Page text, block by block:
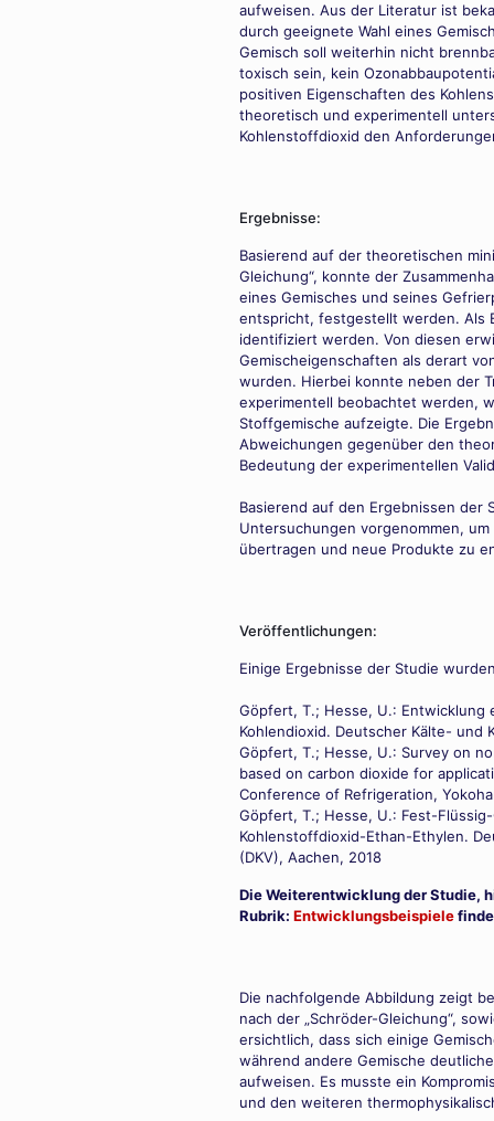
aufweisen. Aus der Literatur ist
durch geeignete Wahl eines
Gemisch soll weiterhin nicht
toxisch sein, kein
positiven Eigenschaften des
theoretisch und experimentell
Kohlenstoffdioxid den
Ergebnisse:
Basierend auf der theoretischen
Gleichung“, konnte der
eines Gemisches und seines
entspricht, festgestellt werden. Als
identifiziert werden. Von diesen
Gemischeigenschaften als derart
wurden. Hierbei konnte neben der
experimentell beobachtet werden,
Stoffgemische aufzeigte. Die
Abweichungen gegenüber den
Bedeutung der experimentellen
Basierend auf den Ergebnissen der
Untersuchungen vorgenommen,
übertragen und neue Produkte zu
Veröffentlichungen:
Einige Ergebnisse der Studie
Göpfert, T.; Hesse, U.: Entwicklung
Kohlendioxid. Deutscher Kälte- und
Göpfert, T.; Hesse, U.: Survey on
based on carbon dioxide for
Conference of Refrigeration,
Göpfert, T.; Hesse, U.: Fest-
Kohlenstoffdioxid-Ethan-Ethylen.
(DKV), Aachen, 2018
Die Weiterentwicklung der Studie,
Rubrik: Entwicklungsbeispiele
Die nachfolgende Abbildung zeigt
nach der „Schröder-Gleichung“,
ersichtlich, dass sich einige
während andere Gemische
aufweisen. Es musste ein
und den weiteren